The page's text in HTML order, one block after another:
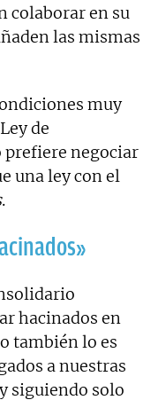
colaborar en su
las mismas
muy
de
prefiere negociar
una ley con el
.
hacinados en
también lo es
a nuestras
siguiendo solo